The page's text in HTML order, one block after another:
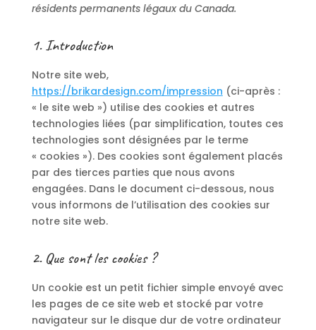
résidents permanents légaux du Canada.
1. Introduction
Notre site web,
https://brikardesign.com/impression (ci-après :
« le site web ») utilise des cookies et autres
technologies liées (par simplification, toutes ces
technologies sont désignées par le terme
« cookies »). Des cookies sont également placés
par des tierces parties que nous avons
engagées. Dans le document ci-dessous, nous
vous informons de l’utilisation des cookies sur
notre site web.
2. Que sont les cookies ?
Un cookie est un petit fichier simple envoyé avec
les pages de ce site web et stocké par votre
navigateur sur le disque dur de votre ordinateur